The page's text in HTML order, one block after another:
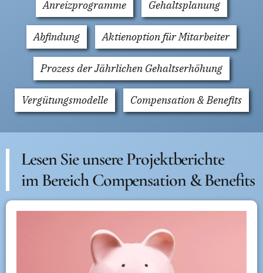
Anreizprogramme Gehaltsplanung
Abfindung Aktienoption für Mitarbeiter
Prozess der Jährlichen Gehaltserhöhung
Vergütungsmodelle Compensation & Benefits
Lesen Sie unsere Projektberichte
im Bereich Compensation & Benefits